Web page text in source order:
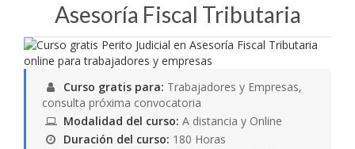
Asesoría Fiscal Tributaria
Curso gratis para: Trabajadores y Empresas,
consulta próxima convocatoria
Modalidad del curso: A distancia y Online
Duración del curso: 180 Horas